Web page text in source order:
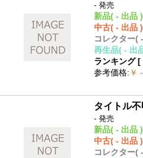
- 発売
新品( - 出品 )
中古( - 出品 )
コレクター(
再生品( - 出
ランキング [
参考価格: ￥ -
タイトル不
- 発売
新品( - 出品 )
中古( - 出品 )
コレクター(